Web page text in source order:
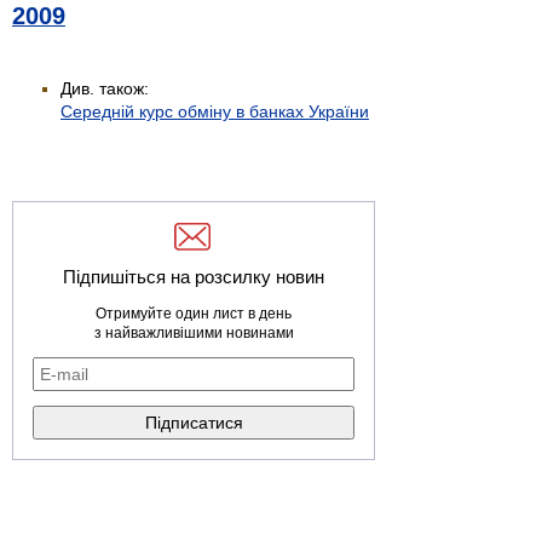
2009
Див. також:
Середній курс обміну в банках України
Підпишіться на розсилку новин
Отримуйте один лист в день
з найважливішими новинами